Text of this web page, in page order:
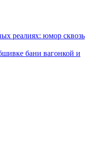
реалиях: юмор сквозь
бани вагонкой и